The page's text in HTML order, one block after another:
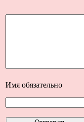
Имя обязательно